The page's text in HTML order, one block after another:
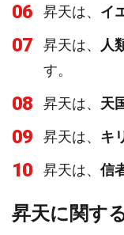
06 昇天は、 イ
07 昇天は、 人
す。
08 昇天は、 天
09 昇天は、 キ
10 昇天は、 信
昇天に関す